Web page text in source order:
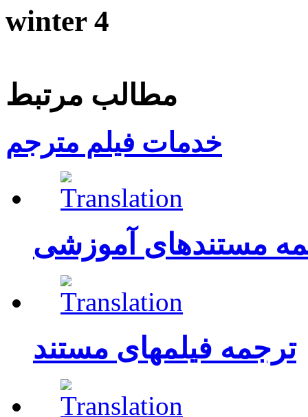
winter 4
مطالب مرتبط
خدمات فیلم مترجم
مستندهای آموزشی
ترجمه فیلمهای مستند